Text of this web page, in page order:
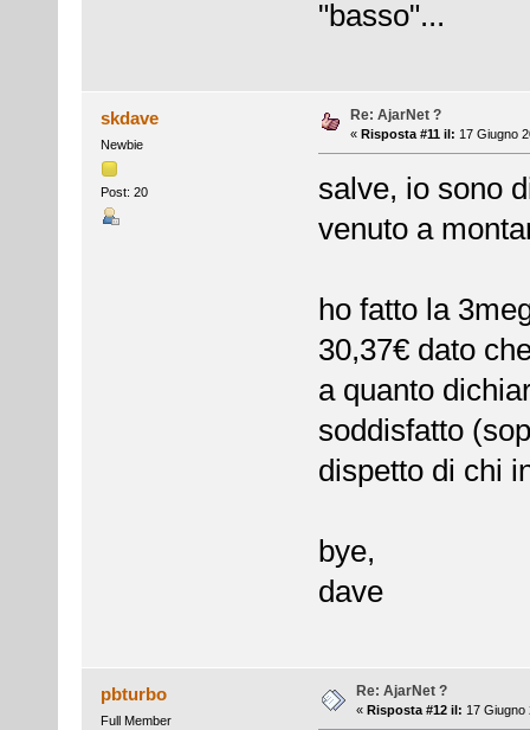
"basso"...
skdave
Newbie
Post: 20
Re: AjarNet ?
« Risposta #11 il: 17 Giugno
salve, io sono
venuto a
ho fatto la
30,37€ dato
a quanto
soddisfatto
dispetto di chi
bye,
dave
pbturbo
Full Member
Re: AjarNet ?
« Risposta #12 il: 17 Giugno